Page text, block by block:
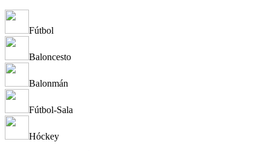
Fútbol
Baloncesto
Balonmán
Fútbol-Sala
Hóckey